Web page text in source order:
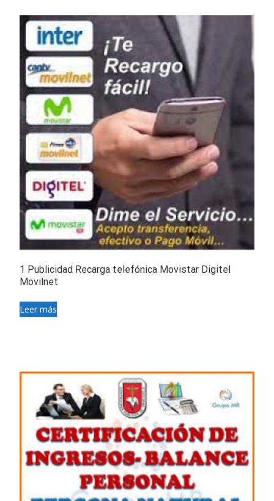
1 Publicidad Recarga telefónica Movistar Digitel
Movilnet
Leer más